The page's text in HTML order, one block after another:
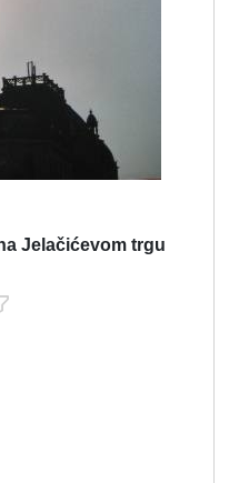
Jelačićevom trgu